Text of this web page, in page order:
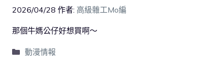
2026/04/28 作者: 高級雜工Mo編
那個牛媽公仔好想買啊～
動漫情報